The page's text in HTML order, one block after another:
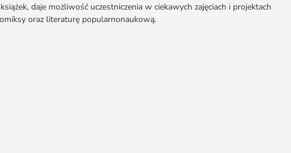
daje możliwość uczestniczenia w ciekawych zajęciach i projektach
oraz literaturę popularnonaukową.